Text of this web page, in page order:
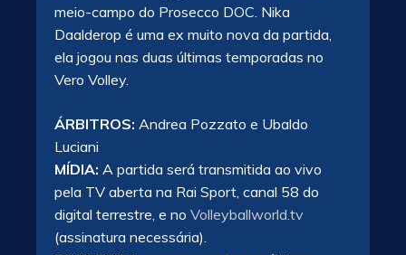
meio-campo do Prosecco DOC. Nika
Daalderop é uma ex muito nova da partida,
ela jogou nas duas últimas temporadas no
Vero Volley.
ÁRBITROS: Andrea Pozzato e Ubaldo
Luciani
MÍDIA: A partida será transmitida ao vivo
pela TV aberta na Rai Sport, canal 58 do
digital terrestre, e no Volleyballworld.tv
(assinatura necessária).